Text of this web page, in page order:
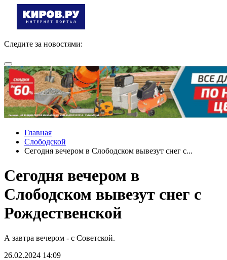
Следите за новостями:
Главная
Слободской
Сегодня вечером в Слободском вывезут снег с...
Сегодня вечером в
Слободском вывезут снег с
Рождественской
А завтра вечером - с Советской.
26.02.2024 14:09